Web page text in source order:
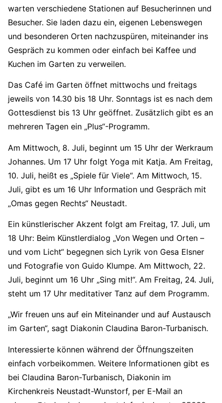
warten verschiedene Stationen auf Besucherinnen und
Besucher. Sie laden dazu ein, eigenen Lebenswegen
und besonderen Orten nachzuspüren, miteinander ins
Gespräch zu kommen oder einfach bei Kaffee und
Kuchen im Garten zu verweilen.
Das Café im Garten öffnet mittwochs und freitags
jeweils von 14.30 bis 18 Uhr. Sonntags ist es nach dem
Gottesdienst bis 13 Uhr geöffnet. Zusätzlich gibt es an
mehreren Tagen ein „Plus“-Programm.
Am Mittwoch, 8. Juli, beginnt um 15 Uhr der Werkraum
Johannes. Um 17 Uhr folgt Yoga mit Katja. Am Freitag,
10. Juli, heißt es „Spiele für Viele“. Am Mittwoch, 15.
Juli, gibt es um 16 Uhr Information und Gespräch mit
„Omas gegen Rechts“ Neustadt.
Ein künstlerischer Akzent folgt am Freitag, 17. Juli, um
18 Uhr: Beim Künstlerdialog „Von Wegen und Orten –
und vom Licht“ begegnen sich Lyrik von Gesa Elsner
und Fotografie von Guido Klumpe. Am Mittwoch, 22.
Juli, beginnt um 16 Uhr „Sing mit!“. Am Freitag, 24. Juli,
steht um 17 Uhr meditativer Tanz auf dem Programm.
„Wir freuen uns auf ein Miteinander und auf Austausch
im Garten“, sagt Diakonin Claudina Baron-Turbanisch.
Interessierte können während der Öffnungszeiten
einfach vorbeikommen. Weitere Informationen gibt es
bei Claudina Baron-Turbanisch, Diakonin im
Kirchenkreis Neustadt-Wunstorf, per E-Mail an